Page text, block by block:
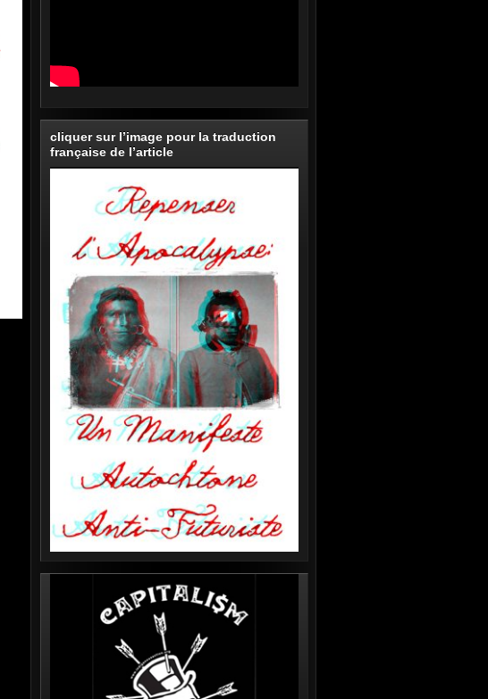
cliquer sur l’image pour la traduction
française de l’article